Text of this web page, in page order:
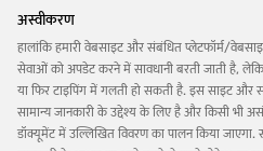
अस्वीकरण
हालांकि हमारी वेबसाइट और संबंधित प्लेटफॉर्म/
सेवाओं को अपडेट करने में सावधानी बरती जाती है,
या फिर टाइपिंग में गलती हो सकती है. इस साइट और
सामान्य जानकारी के उद्देश्य के लिए है और किसी भी
डॉक्यूमेंट में उल्लिखित विवरण का पालन किया जाएगा.